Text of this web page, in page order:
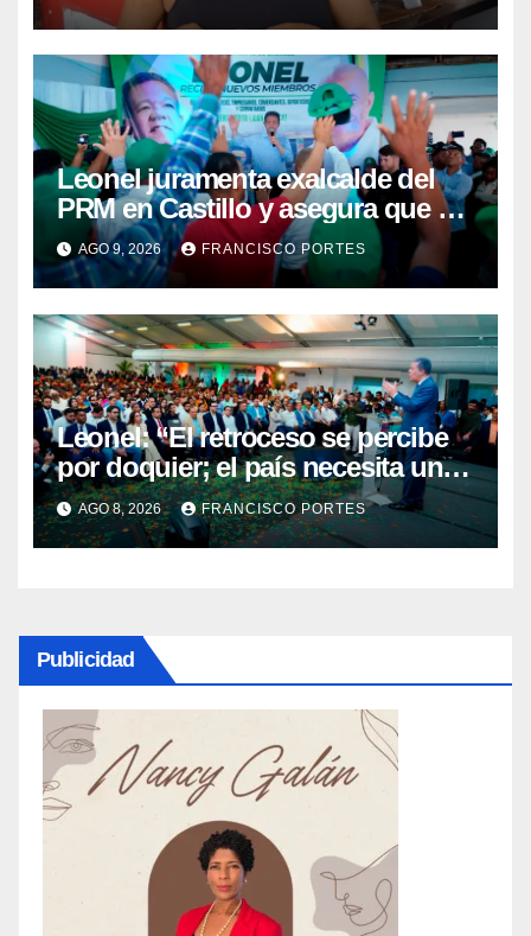
Leonel juramenta exalcalde del
PRM en Castillo y asegura que el
Gobierno le tira “al cuello y a los
bolsillos del pueblo”
AGO 9, 2026 FRANCISCO PORTES
Leonel: “El retroceso se percibe
por doquier; el país necesita un
nuevo rumbo”
AGO 8, 2026 FRANCISCO PORTES
Publicidad